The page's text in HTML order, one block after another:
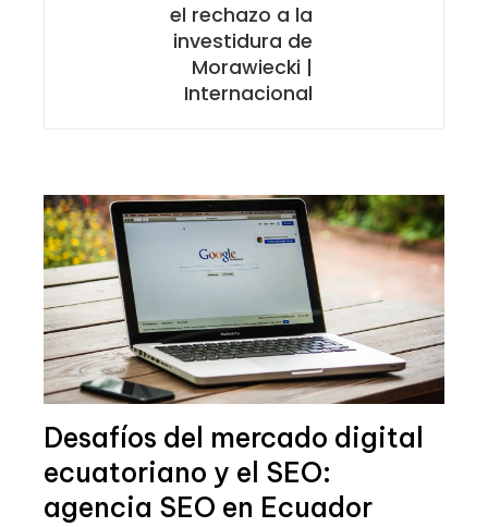
el rechazo a la
investidura de
Morawiecki |
Internacional
Desafíos del mercado digital
ecuatoriano y el SEO:
agencia SEO en Ecuador